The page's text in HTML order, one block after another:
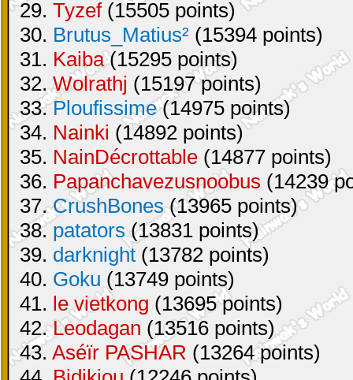
29. Tyzef(15505 points)
30. Brutus_Matius² (15394 points)
31. Kaiba(15295 points)
32.Wolrathj (15197 points)
33.Ploufissime(14975 points)
34. Nainki (14892 points)
35. NainDécrottable (14877 points)
36. Papanchavezusnoobus (14239
37.CrushBones(13965 points)
38.patators(13831 points)
39. darknight (13782 points)
40. Goku (13749 points)
41. le vietkong (13695 points)
42.Leodagan (13516 points)
43. Aséïr PASHAR (13264 points)